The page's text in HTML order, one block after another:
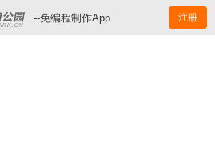
--免编程制作App 注册